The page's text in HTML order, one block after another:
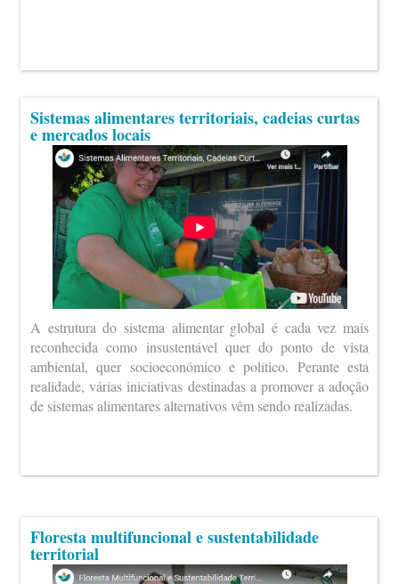
Sistemas alimentares territoriais, cadeias curtas
e mercados locais
A estrutura do sistema alimentar global é cada vez mais
reconhecida como insustentável quer do ponto de vista
ambiental, quer socioeconómico e político. Perante esta
realidade, várias iniciativas destinadas a promover a adoção
de sistemas alimentares alternativos vêm sendo realizadas.
Floresta multifuncional e sustentabilidade
territorial